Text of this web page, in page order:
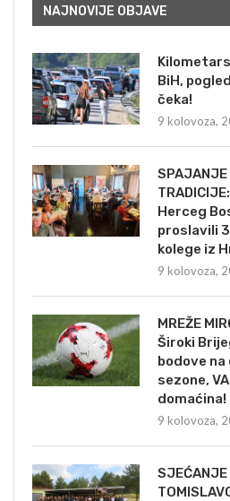
NAJNOVIJE OBJAVE
BiH,
čeka!
9 kolovoza,
SPAJANJE
Herceg
proslavili
kolege iz
9 kolovoza,
MREŽE
Široki
bodove
sezone,
domaćina!
9 kolovoza,
SJEĆANJE